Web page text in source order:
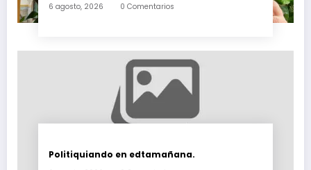
6 agosto, 2026 0 Comentarios
Politiquiando en edtamañana.